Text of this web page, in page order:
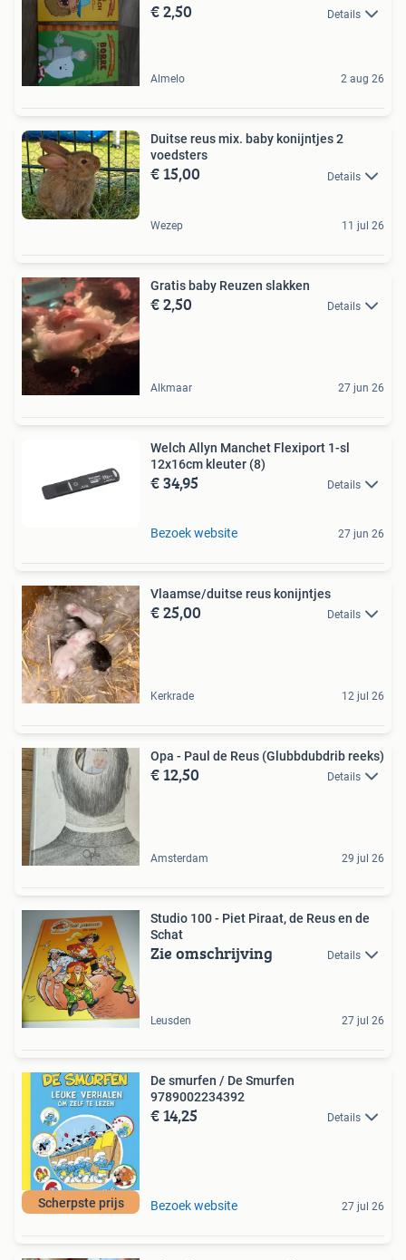
€ 2,50 Details
Almelo 2 aug 26
Duitse reus mix. baby konijntjes 2
voedsters
€ 15,00 Details
Wezep 11 jul 26
Gratis baby Reuzen slakken
€ 2,50 Details
Alkmaar 27 jun 26
Welch Allyn Manchet Flexiport 1-sl
12x16cm kleuter (8)
€ 34,95 Details
Bezoek website 27 jun 26
Vlaamse/duitse reus konijntjes
€ 25,00 Details
Kerkrade 12 jul 26
Opa - Paul de Reus (Glubbdubdrib reeks)
€ 12,50 Details
Amsterdam 29 jul 26
Studio 100 - Piet Piraat, de Reus en de
Schat
Zie omschrijving Details
Leusden 27 jul 26
Scherpste prijs
De smurfen / De Smurfen
9789002234392
€ 14,25 Details
Bezoek website 27 jul 26